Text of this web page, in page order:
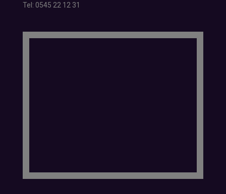
Tel: 0545 22 12 31